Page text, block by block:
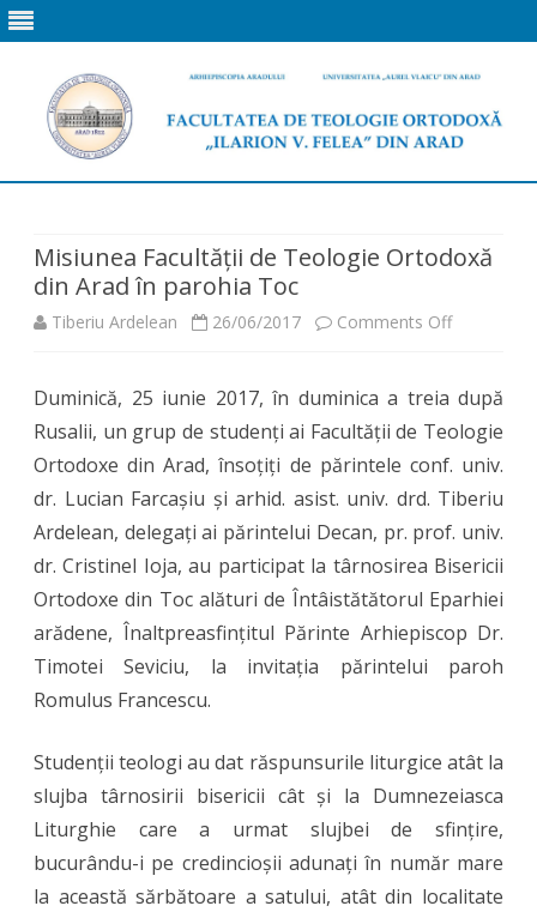
Misiunea Facultății de Teologie Ortodoxă
din Arad în parohia Toc
Tiberiu Ardelean 26/06/2017 Comments Offon
Facultății
Teologie
Ortodoxă
din
Duminică, 25 iunie 2017, în duminica a treia după
Rusalii, un grup de studenți ai Facultății de Teologie
Ortodoxe din Arad, însoțiți de părintele conf. univ.
dr. Lucian Farcașiu și arhid. asist. univ. drd. Tiberiu
Ardelean, delegați ai părintelui Decan, pr. prof. univ.
dr. Cristinel Ioja, au participat la târnosirea Bisericii
Ortodoxe din Toc alături de Întâistătătorul Eparhiei
arădene, Înaltpreasfințitul Părinte Arhiepiscop Dr.
Timotei Seviciu, la invitația părintelui paroh
Romulus Francescu.
Studenții teologi au dat răspunsurile liturgice atât la
slujba târnosirii bisericii cât și la Dumnezeiasca
Liturghie care a urmat slujbei de sfințire,
bucurându-i pe credincioșii adunați în număr mare
la această sărbătoare a satului, atât din localitate